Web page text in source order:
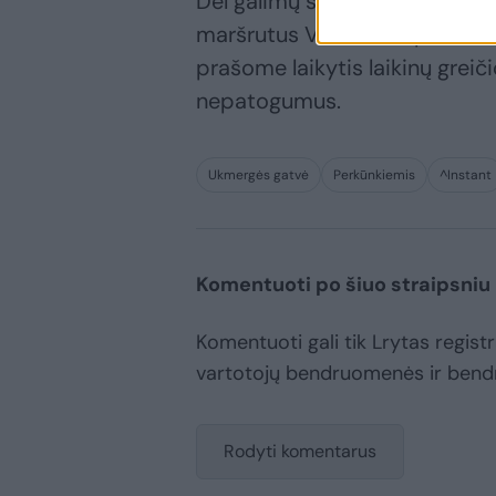
maršrutus Vakariniu
prašome laikytis laikinų
nepatogumus.
Ukmergės gatvė Perkūnkiemis ^Instant
Komentuoti po šiuo straipsniu
Komentuoti gali tik Lrytas
vartotojų bendruomenės ir
Rodyti komentarus